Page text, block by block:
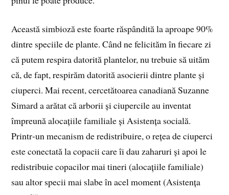
Această simbioză este foarte răspândită la aproape 90%
dintre speciile de plante. Când ne felicităm în fiecare zi
că putem respira datorită plantelor, nu trebuie să uităm
că, de fapt, respirăm datorită asocierii dintre plante și
ciuperci. Mai recent, cercetătoarea canadiană Suzanne
Simard a arătat că arborii și ciupercile au inventat
împreună alocațiile familiale și Asistența socială.
Printr‑un mecanism de redistribuire, o rețea de ciuperci
este conectată la copacii care îi dau zaharuri și apoi le
redistribuie copacilor mai tineri (alocațiile familiale)
sau altor specii mai slabe în acel moment (Asistența